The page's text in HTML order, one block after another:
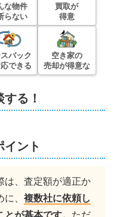
な物件
らない
買取が
得意
バック
できる
空き家の
売却が得意な
る！
ント
は、査定額が適正か
、 複数社に依頼し